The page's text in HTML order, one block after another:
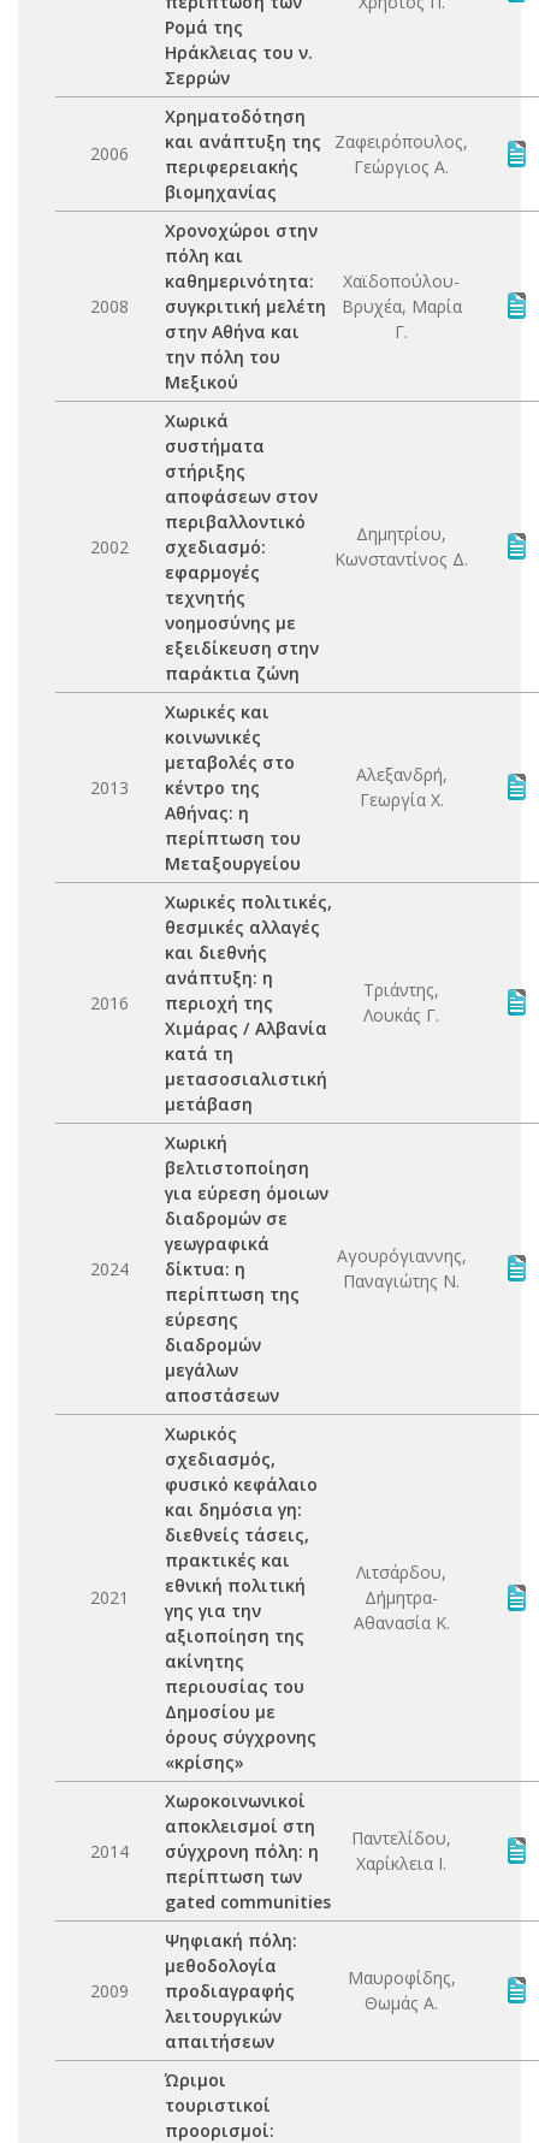
Ρομά της
Ηράκλειας του ν.
Σερρών
2006
Χρηματοδότηση
και ανάπτυξη της
περιφερειακής
βιομηχανίας
Ζαφειρόπουλος,
Γεώργιος Α.
2008
Χρονοχώροι στην
πόλη και
καθημερινότητα:
συγκριτική μελέτη
στην Αθήνα και
την πόλη του
Μεξικού
Χαϊδοπούλου-
Βρυχέα, Μαρία
Γ.
2002
Χωρικά
συστήματα
στήριξης
αποφάσεων στον
περιβαλλοντικό
σχεδιασμό:
εφαρμογές
τεχνητής
νοημοσύνης με
εξειδίκευση στην
παράκτια ζώνη
Δημητρίου,
Κωνσταντίνος Δ.
2013
Χωρικές και
κοινωνικές
μεταβολές στο
κέντρο της
Αθήνας: η
περίπτωση του
Μεταξουργείου
Αλεξανδρή,
Γεωργία Χ.
2016
Χωρικές πολιτικές,
θεσμικές αλλαγές
και διεθνής
ανάπτυξη: η
περιοχή της
Χιμάρας / Αλβανία
κατά τη
μετασοσιαλιστική
μετάβαση
Τριάντης,
Λουκάς Γ.
2024
Χωρική
βελτιστοποίηση
για εύρεση όμοιων
διαδρομών σε
γεωγραφικά
δίκτυα: η
περίπτωση της
εύρεσης
διαδρομών
μεγάλων
αποστάσεων
Αγουρόγιαννης,
Παναγιώτης Ν.
2021
Χωρικός
σχεδιασμός,
φυσικό κεφάλαιο
και δημόσια γη:
διεθνείς τάσεις,
πρακτικές και
εθνική πολιτική
γης για την
αξιοποίηση της
ακίνητης
περιουσίας του
Δημοσίου με
όρους σύγχρονης
«κρίσης»
Λιτσάρδου,
Δήμητρα-
Αθανασία Κ.
2014
Χωροκοινωνικοί
αποκλεισμοί στη
σύγχρονη πόλη: η
περίπτωση των
gated communities
Παντελίδου,
Χαρίκλεια Ι.
2009
Ψηφιακή πόλη:
μεθοδολογία
προδιαγραφής
λειτουργικών
απαιτήσεων
Μαυροφίδης,
Θωμάς Α.
Ώριμοι
τουριστικοί
προορισμοί: